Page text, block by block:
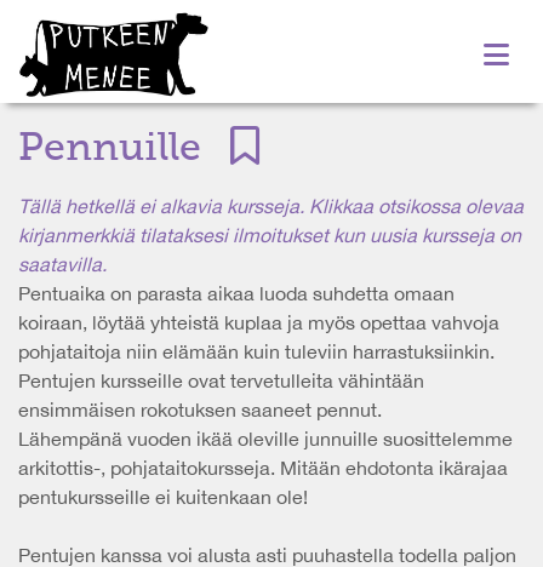
Pennuille
Tällä hetkellä ei alkavia kursseja. Klikkaa otsikossa olevaa
kirjanmerkkiä tilataksesi ilmoitukset kun uusia kursseja on
saatavilla.
Pentuaika on parasta aikaa luoda suhdetta omaan
koiraan, löytää yhteistä kuplaa ja myös opettaa vahvoja
pohjataitoja niin elämään kuin tuleviin harrastuksiinkin.
Pentujen kursseille ovat tervetulleita vähintään
ensimmäisen rokotuksen saaneet pennut.
Lähempänä vuoden ikää oleville junnuille suosittelemme
arkitottis-, pohjataitokursseja. Mitään ehdotonta ikärajaa
pentukursseille ei kuitenkaan ole!
Pentujen kanssa voi alusta asti puuhastella todella paljon